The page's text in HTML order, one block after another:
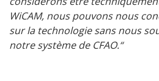
WiCAM, nous pouvons nous
sur la technologie sans nous
notre système de CFAO.“